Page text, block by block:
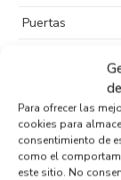
Para ofrecer las
cookies para
consentimiento de
como el
este sitio. No
Puertas
combustible
Código motor
Código cambio